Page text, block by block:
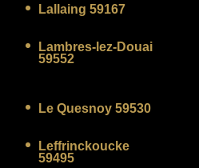
Lallaing 59167
Lambres-lez-Douai
59552
Le Quesnoy 59530
Leffrinckoucke
59495